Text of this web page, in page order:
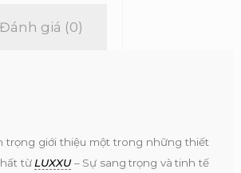
Đánh giá (0)
trọng giới thiệu một trong những thiết
từ LUXXU– Sự sang trọng và tinh tế